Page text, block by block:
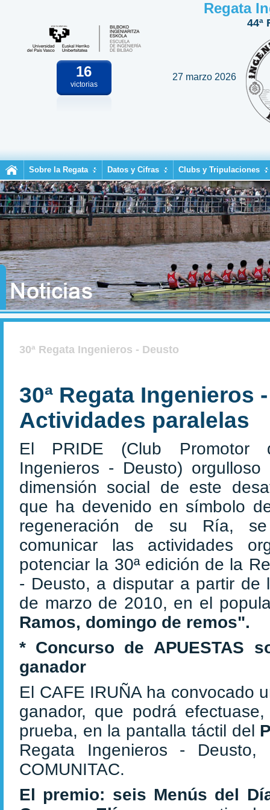
16
victorias
Regata
44ª
27 marzo 2026
Sobre la Regata Datos y Cifras Clubs y Tripulaciones
30ª Regata Ingenieros - Deusto
30ª Regata Ingenieros
Actividades paralelas
El PRIDE (Club
Ingenieros - Deusto)
dimensión social de este
que ha devenido en símbolo
regeneración de su Ría,
comunicar las actividades
potenciar la 30ª edición de la
- Deusto, a disputar a partir de
de marzo de 2010, en el
Ramos, domingo de remos".
* Concurso de APUESTAS
ganador
El CAFE IRUÑA ha convocado
ganador, que podrá
prueba, en la pantalla táctil del
Regata Ingenieros -
COMUNITAC.
El premio: seis Menús del